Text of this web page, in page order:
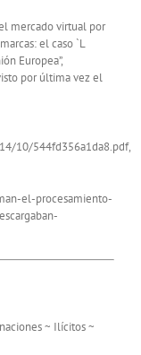
mercado virtual por
el caso `L
Europea”,
por última vez el
10/544fd356a1da8.pdf,
el-procesamiento-
~ Ilícitos ~